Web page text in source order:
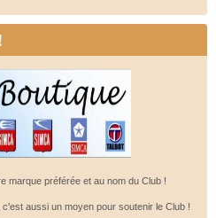
marque préférée et au nom du Club !
aussi un moyen pour soutenir le Club !